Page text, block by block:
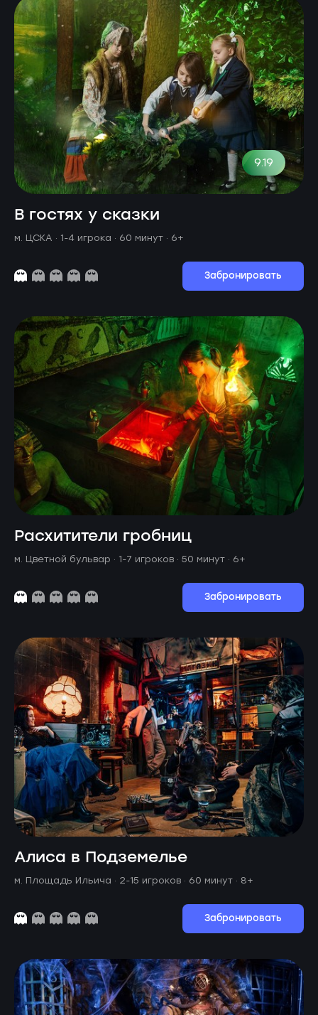
9.19
В гостях у сказки
м. ЦСКА · 1-4 игрока · 60 минут · 6+
Забронировать
Расхитители гробниц
м. Цветной бульвар · 1-7 игроков · 50 минут · 6+
Забронировать
Алиса в Подземелье
м. Площадь Ильича · 2-15 игроков · 60 минут · 8+
Забронировать